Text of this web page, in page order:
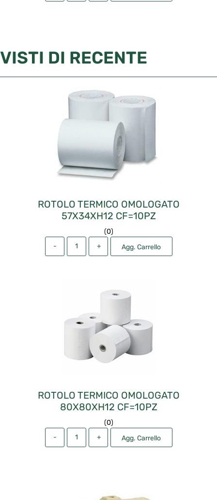
VISTI DI RECENTE
ROTOLO TERMICO OMOLOGATO
57X34XH12 CF=10PZ
(0)
Agg. Carrello
ROTOLO TERMICO OMOLOGATO
80X80XH12 CF=10PZ
(0)
Agg. Carrello